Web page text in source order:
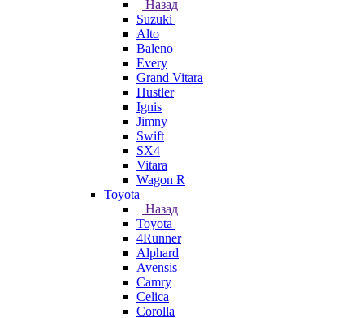
Назад
Suzuki
Alto
Baleno
Every
Grand Vitara
Hustler
Ignis
Jimny
Swift
SX4
Vitara
Wagon R
Toyota
Назад
Toyota
4Runner
Alphard
Avensis
Camry
Celica
Corolla